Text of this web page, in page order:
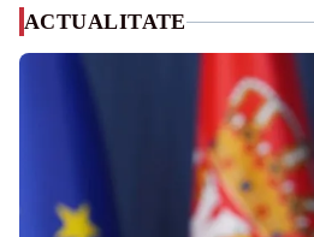
ACTUALITATE